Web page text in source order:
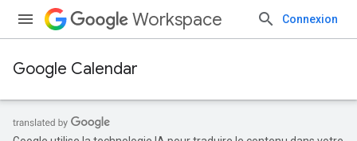
Workspace Connexion
Google Calendar